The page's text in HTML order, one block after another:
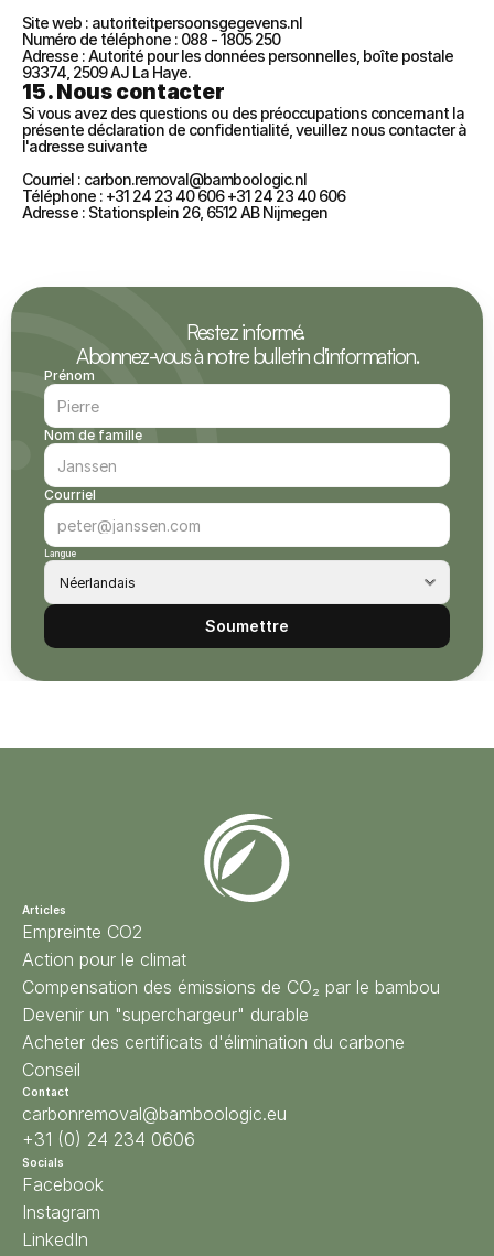
Site web : autoriteitpersoonsgegevens.nl
Numéro de téléphone : 088 - 1805 250
Adresse : Autorité pour les données personnelles, boîte postale
93374, 2509 AJ La Haye.
15. Nous contacter
Si vous avez des questions ou des préoccupations concernant la
présente déclaration de confidentialité, veuillez nous contacter à
l'adresse suivante
Courriel : carbon.removal@bamboologic.nl
Téléphone : +31 24 23 40 606 +31 24 23 40 606
Adresse : Stationsplein 26, 6512 AB Nijmegen
Restez informé.
Abonnez-vous à notre bulletin d'information.
Prénom
Nom de famille
Courriel
Langue
Soumettre
Articles
Empreinte CO2
Action pour le climat
Compensation des émissions de CO₂ par le bambou
Devenir un "superchargeur" durable
Acheter des certificats d'élimination du carbone
Conseil
Contact
carbonremoval@bamboologic.eu
+31 (0) 24 234 0606
Socials
Facebook
Instagram
LinkedIn